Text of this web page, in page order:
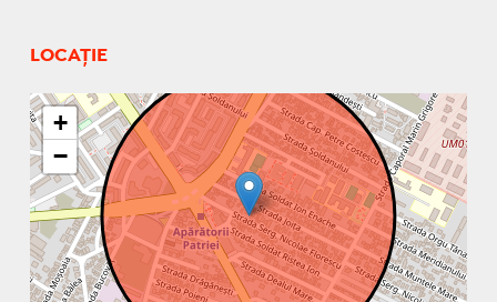
LOCAȚIE
+
−